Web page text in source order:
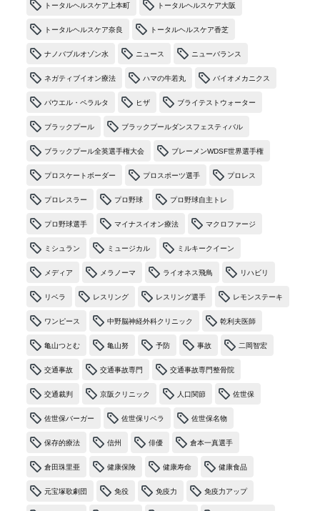
トータルヘルスケア上本町 トータルヘルスケア大阪
トータルヘルスケア奈良 トータルヘルスケア香芝
ナノバブルオゾン水 ニュース ニューバランス
ネガティブイオン療法 ハマの牛若丸 バイオメカニクス
パウエル・ペラルタ ヒザ ブライテストウォーター
ブラックプール ブラックプールダンスフェスティバル
ブラックプール全英選手権大会 ブレーメンWDSF世界選手権
プロスケートボーダー プロスポーツ選手 プロレス
プロレスラー プロ野球 プロ野球自主トレ
プロ野球選手 マイナスイオン療法 マクロファージ
ミシュラン ミュージカル ミルキークイーン
メディア メラノーマ ライオネス飛鳥 リハビリ
リベラ レスリング レスリング選手 レモンステーキ
ワンピース 中野脳神経外科クリニック 乾利夫医師
亀山つとむ 亀山努 予防 事故 二岡智宏
交通事故 交通事故専門 交通事故専門整骨院
交通裁判 京阪クリニック 人口関節 佐世保
佐世保バーガー 佐世保リベラ 佐世保名物
保存的療法 信州 俳優 倉本一真選手
倉田珠里亜 健康保険 健康寿命 健康食品
元宝塚歌劇団 免役 免疫力 免疫力アップ